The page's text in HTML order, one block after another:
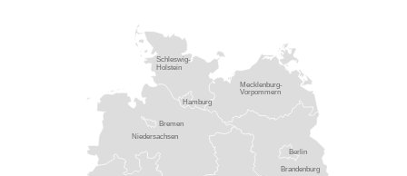
Brandenburg
Mecklenburg-
Vorpommern
Niedersachsen
Schleswig-
Holstein
Berlin
Bremen
Hamburg